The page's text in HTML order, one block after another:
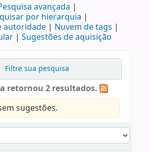
avançada
por hierarquia
autoridade
Nuvem de tags
Sugestões de aquisição
Filtre sua pesquisa
retornou 2 resultados.
sugestões.